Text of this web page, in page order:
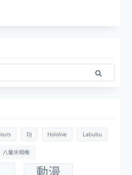
DJ Hololive Labubu
八釐米相機
動漫